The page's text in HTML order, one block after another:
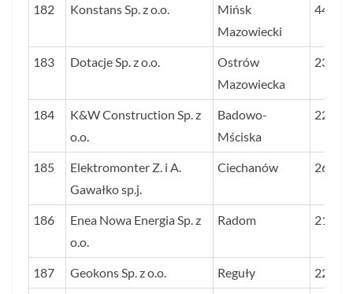
182 Konstans Sp. z o.o.
Mińsk
Mazowiecki
44
183 Dotacje Sp. z o.o.
Ostrów
Mazowiecka
23
184
K&W Construction Sp. z
o.o.
Badowo-
Mściska
22
185
Elektromonter Z. i A.
Gawałko sp.j.
Ciechanów 26
186
Enea Nowa Energia Sp. z
o.o.
Radom 21
187 Geokons Sp. z o.o. Reguły 22